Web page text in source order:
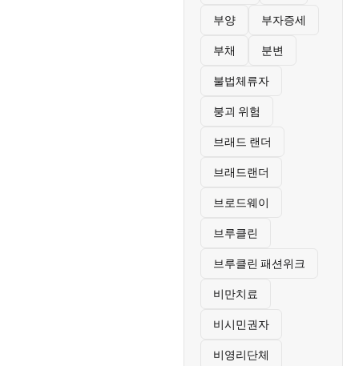
부양 부자증세
부채 분변
불법체류자
붕괴 위험
브래드 랜더
브래드랜더
브로드웨이
브루클린
브루클린 패션위크
비만치료
비시민권자
비영리단체